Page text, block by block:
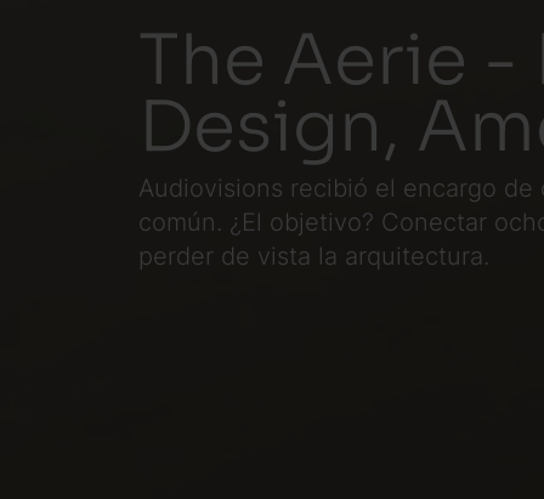
The Aerie
Design,
Audiovisions recibió el encargo
común. ¿El objetivo? Conectar
perder de vista la arquitectura.